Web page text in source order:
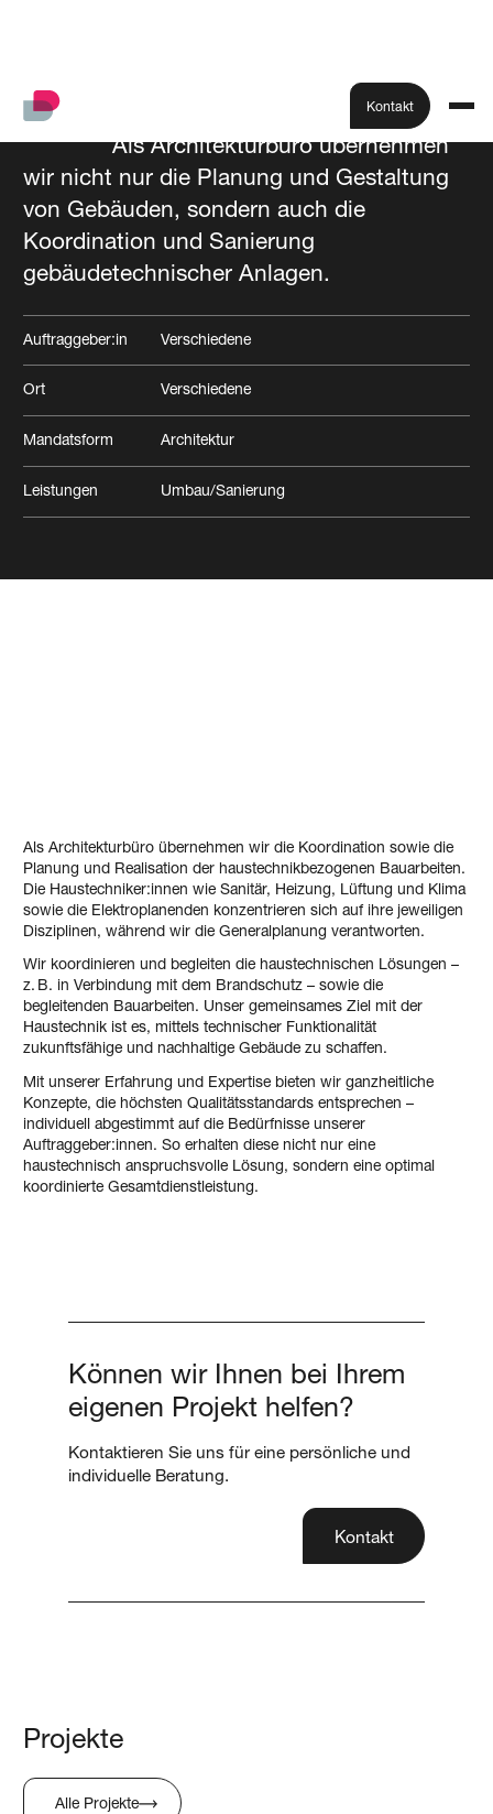
Kontakt
Gebäude­technische
Als Architekturbüro übernehmen
wir nicht nur die Planung und Gestaltung
von Gebäuden, sondern auch die
Koordination und Sanierung
gebäudetechnischer Anlagen.
Auftraggeber:in Verschiedene
Ort Verschiedene
Mandatsform Architektur
Leistungen Umbau/Sanierung
Als Architekturbüro übernehmen wir die Koordination sowie die
Planung und Realisation der haustechnikbezogenen Bauarbeiten.
Die Haustechniker:innen wie Sanitär, Heizung, Lüftung und Klima
sowie die Elektroplanenden konzentrieren sich auf ihre jeweiligen
Disziplinen, während wir die Generalplanung verantworten.
Wir koordinieren und begleiten die haustechnischen Lösungen –
z. B. in Verbindung mit dem Brandschutz – sowie die
begleitenden Bauarbeiten. Unser gemeinsames Ziel mit der
Haustechnik ist es, mittels technischer Funktionalität
zukunftsfähige und nachhaltige Gebäude zu schaffen.
Mit unserer Erfahrung und Expertise bieten wir ganzheitliche
Konzepte, die höchsten Qualitätsstandards entsprechen –
individuell abgestimmt auf die Bedürfnisse unserer
Auftraggeber:innen. So erhalten diese nicht nur eine
haustechnisch anspruchsvolle Lösung, sondern eine optimal
koordinierte Gesamtdienstleistung.
Können wir Ihnen bei Ihrem
eigenen Projekt helfen?
Kontaktieren Sie uns für eine persönliche und
individuelle Beratung.
Kontakt
Projekte
Alle Projekte